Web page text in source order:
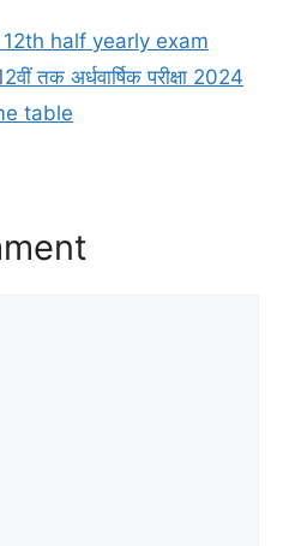
half yearly exam
तक अर्धवार्षिक परीक्षा 2024
table